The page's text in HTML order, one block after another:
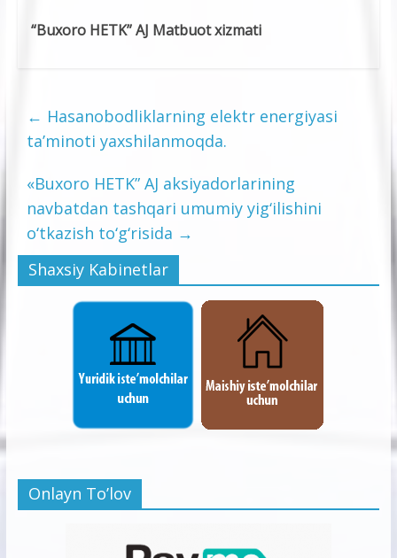
“Buxoro HETK” AJ Matbuot xizmati
← Hasanobodliklarning elektr energiyasi
ta’minoti yaxshilanmoqda.
«Buxoro HETK” AJ aksiyadorlarining
navbatdan tashqari umumiy yig‘ilishini
o‘tkazish to‘g‘risida →
Shaxsiy Kabinetlar
Onlayn To’lov